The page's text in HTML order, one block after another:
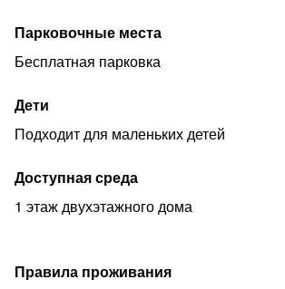
Парковочные места
Бесплатная парковка
Дети
Подходит для маленьких детей
Доступная среда
1 этаж двухэтажного дома
Правила проживания